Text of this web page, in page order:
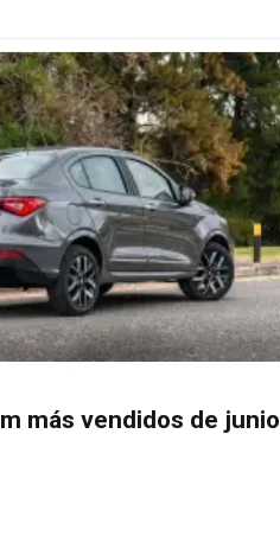
más vendidos de junio